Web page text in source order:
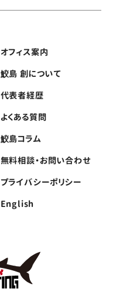
オフィス案内
鮫島 創について
代表者経歴
よくある質問
鮫島コラム
無料相談・お問い合わせ
プライバシーポリシー
English